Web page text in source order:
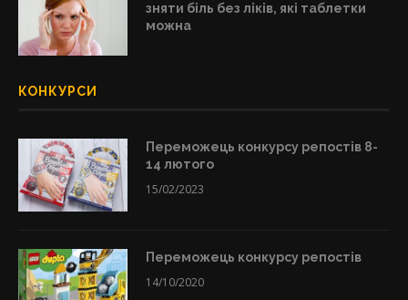
зняти біль без ліків, які таблетки
можна
КОНКУРСИ
Переможець конкурсу репостів 8-
14 лютого
15/02/2023
Переможець конкурсу репостів
14/10/2020